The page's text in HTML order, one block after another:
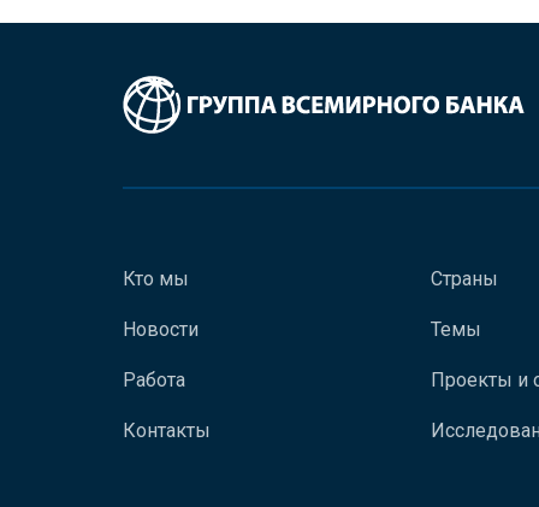
Кто мы
Новости
Работа
Контакты
Страны
Темы
Проекты и